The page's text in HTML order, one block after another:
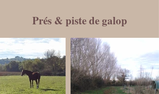
Prés & piste de galop